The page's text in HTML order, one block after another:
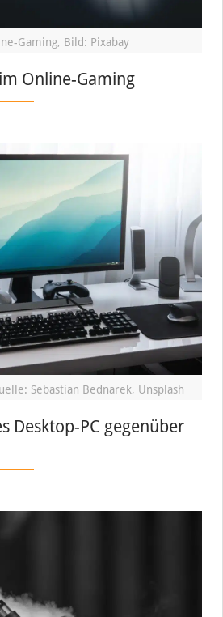
Gaming, Bild: Pixabay
Online-Gaming
Sebastian Bednarek, Unsplash
Desktop-PC gegenüber